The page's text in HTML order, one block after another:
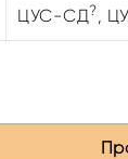
ЦУС-СД?,